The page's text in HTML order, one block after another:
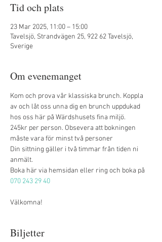
Tid och plats
23 Mar 2025, 11:00 – 15:00
Tavelsjö, Strandvägen 25, 922 62 Tavelsjö,
Sverige
Om evenemanget
Kom och prova vår klassiska brunch. Koppla
av och låt oss unna dig en brunch uppdukad
hos oss här på Wärdshusets fina miljö.
245kr per person. Obsevera att bokningen
måste vara för minst två personer
Din sittning gäller i två timmar från tiden ni
anmält.
Boka här via hemsidan eller ring och boka på
070 243 29 40
Välkomna!
Biljetter